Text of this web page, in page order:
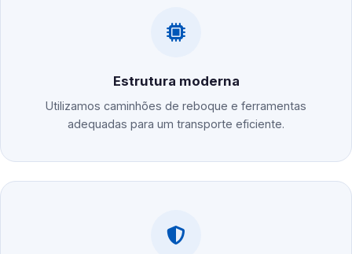
Estrutura moderna
Utilizamos caminhões de reboque e ferramentas
adequadas para um transporte eficiente.